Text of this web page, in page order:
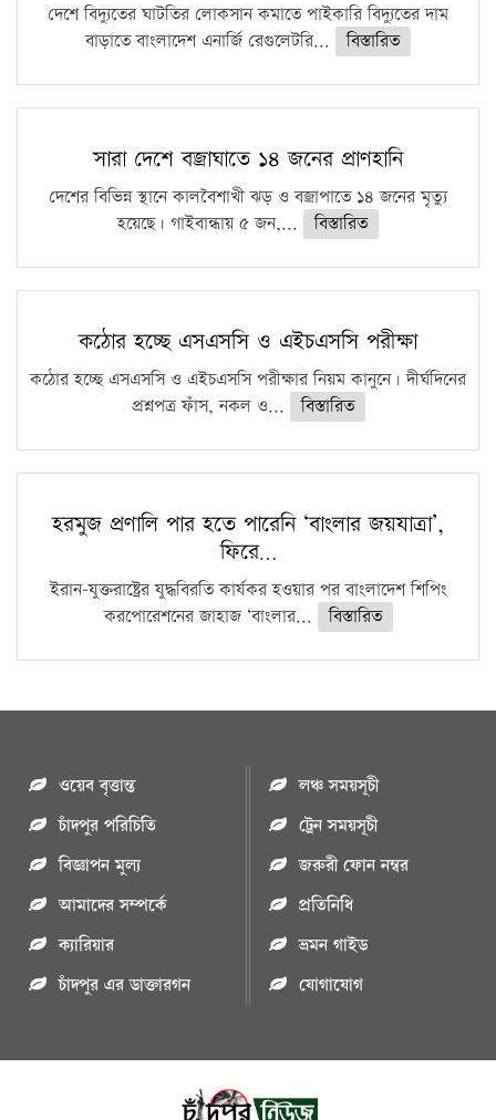
দেশে বিদ্যুতের ঘাটতির লোকসান কমাতে পাইকারি বিদ্যুতের দাম
বাড়াতে বাংলাদেশ এনার্জি রেগুলেটরি...
বিস্তারিত
সারা দেশে বজ্রাঘাতে ১৪ জনের প্রাণহানি
দেশের বিভিন্ন স্থানে কালবৈশাখী ঝড় ও বজ্রাপাতে ১৪ জনের মৃত্যু
হয়েছে। গাইবান্ধায় ৫ জন,...
বিস্তারিত
কঠোর হচ্ছে এসএসসি ও এইচএসসি পরীক্ষা
কঠোর হচ্ছে এসএসসি ও এইচএসসি পরীক্ষার নিয়ম কানুনে। দীর্ঘদিনের
প্রশ্নপত্র ফাঁস, নকল ও...
বিস্তারিত
হরমুজ প্রণালি পার হতে পারেনি ‘বাংলার জয়যাত্রা’,
ফিরে…
ইরান-যুক্তরাষ্ট্রের যুদ্ধবিরতি কার্যকর হওয়ার পর বাংলাদেশ শিপিং
করপোরেশনের জাহাজ ‘বাংলার...
বিস্তারিত
ওয়েব বৃত্তান্ত
চাঁদপুর পরিচিতি
বিজ্ঞাপন মুল্য
আমাদের সম্পর্কে
ক্যারিয়ার
চাঁদপুর এর ডাক্তারগন
লঞ্চ সময়সূচী
ট্রেন সময়সূচী
জরুরী ফোন নম্বর
প্রতিনিধি
ভ্রমন গাইড
যোগাযোগ